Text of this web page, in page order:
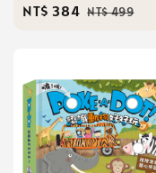
Sale
NT$ 384 Regular
NT$ 499